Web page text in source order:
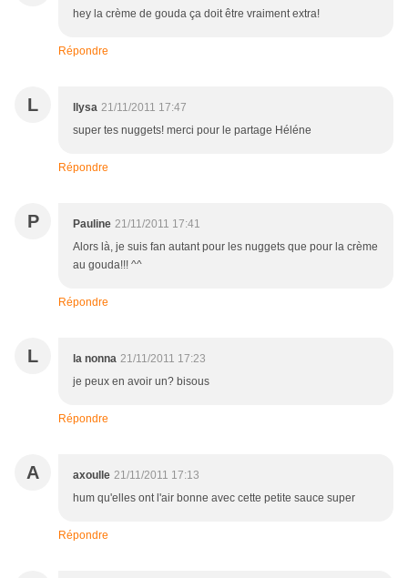
hey la crème de gouda ça doit être vraiment extra!
Répondre
L llysa 21/11/2011 17:47
super tes nuggets! merci pour le partage Héléne
Répondre
P Pauline 21/11/2011 17:41
Alors là, je suis fan autant pour les nuggets que pour la crème
au gouda!!! ^^
Répondre
L la nonna 21/11/2011 17:23
je peux en avoir un? bisous
Répondre
A axoulle 21/11/2011 17:13
hum qu'elles ont l'air bonne avec cette petite sauce super
Répondre